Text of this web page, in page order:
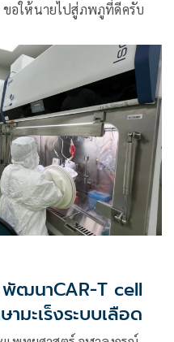
ขอให้นายไปสู่ภพภูที่ดีครับ
พัฒนาCAR-T cell
ามะเร็งระบบเลือด